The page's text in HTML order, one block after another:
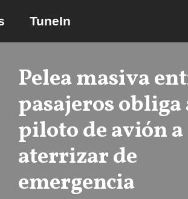
TuneIn
Pelea masiva
pasajeros obliga
piloto de avión a
aterrizar de
emergencia